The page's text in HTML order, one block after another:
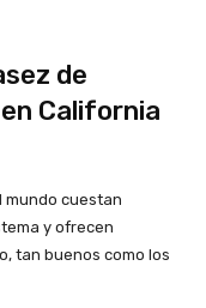
de
California
mundo cuestan
y ofrecen
tan buenos como los